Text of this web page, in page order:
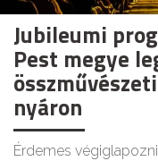
Jubileumi
Pest megye
nyáron
Érdemes